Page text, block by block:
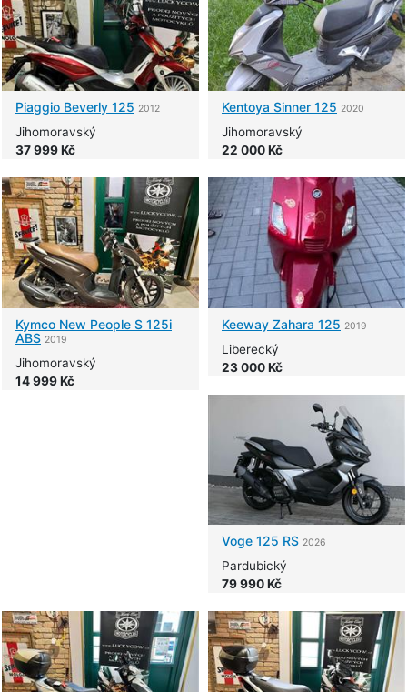
Piaggio Beverly 125 2012
Jihomoravský
37 999 Kč
Kentoya Sinner 125 2020
Jihomoravský
22 000 Kč
Kymco New People S 125i
ABS 2019
Jihomoravský
14 999 Kč
Keeway Zahara 125 2019
Liberecký
23 000 Kč
Voge 125 RS 2026
Pardubický
79 990 Kč